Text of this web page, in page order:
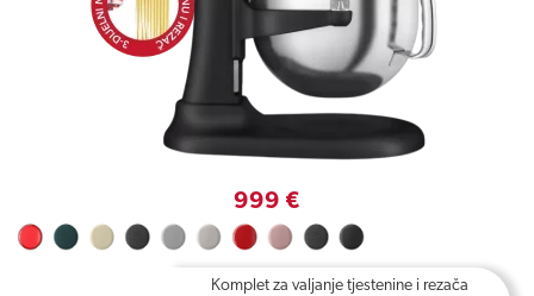
999 €
Komplet za valjanje tjestenine i rezača